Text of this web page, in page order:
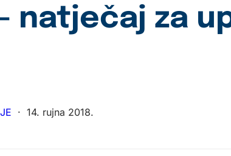
natječaj za
· 14. rujna 2018.